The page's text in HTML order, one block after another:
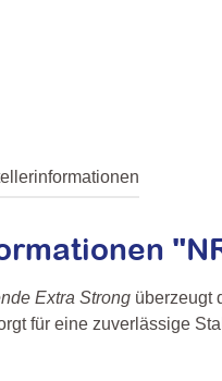
Extra Strong überzeugt
für eine zuverlässige